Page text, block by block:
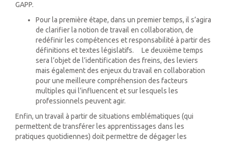
GAPP.
Pour la première étape, dans un premier temps, il s’agira
de clarifier la notion de travail en collaboration, de
redéfinir les compétences et responsabilité à partir des
définitions et textes législatifs. Le deuxième temps
sera l’objet de l’identification des freins, des leviers
mais également des enjeux du travail en collaboration
pour une meilleure compréhension des facteurs
multiples qui l’influencent et sur lesquels les
professionnels peuvent agir.
Enfin, un travail à partir de situations emblématiques (qui
permettent de transférer les apprentissages dans les
pratiques quotidiennes) doit permettre de dégager les